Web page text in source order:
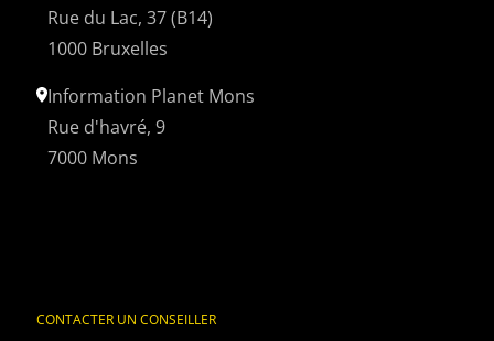
Rue du Lac, 37 (B14)
1000 Bruxelles
Information Planet Mons
Rue d'havré, 9
7000 Mons
CONTACTER UN CONSEILLER